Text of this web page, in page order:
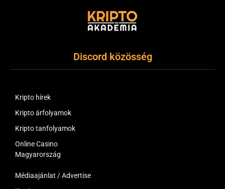
Discord közösség
Kripto hírek
Kripto árfolyamok
Kripto tanfolyamok
Online Casino
Magyarország
Médiaajánlat / Advertise